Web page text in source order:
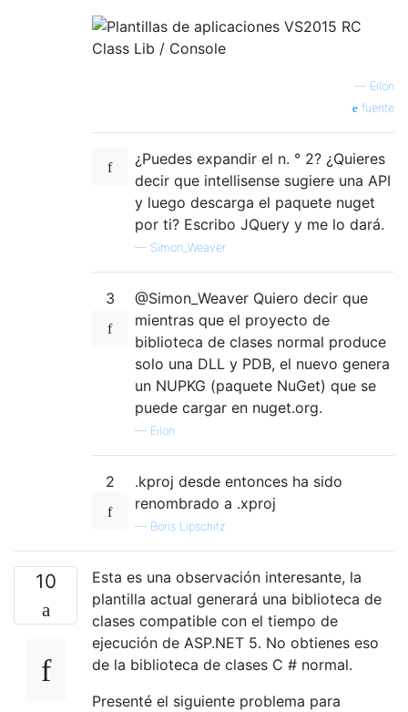
— Eilon
fuente
¿Puedes expandir el n. ° 2? ¿Quieres
decir que intellisense sugiere una API
y luego descarga el paquete nuget
por ti? Escribo JQuery y me lo dará.
— Simon_Weaver
3
@Simon_Weaver Quiero decir que
mientras que el proyecto de
biblioteca de clases normal produce
solo una DLL y PDB, el nuevo genera
un NUPKG (paquete NuGet) que se
puede cargar en nuget.org.
— Eilon
2
.kproj desde entonces ha sido
renombrado a .xproj
— Boris Lipschitz
10
Esta es una observación interesante, la
plantilla actual generará una biblioteca de
clases compatible con el tiempo de
ejecución de ASP.NET 5. No obtienes eso
de la biblioteca de clases C # normal.
Presenté el siguiente problema para